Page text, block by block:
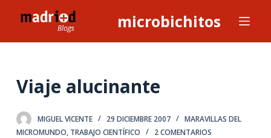
l
a
microbichitos
Viaje alucinante
MIGUEL VICENTE 29 DICIEMBRE 2007
MARAVILLAS DEL
MICROMUNDO, TRABAJO CIENTÍFICO 2 COMENTARIOS